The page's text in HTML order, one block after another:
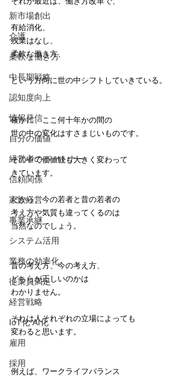
新市場創出
介護
柔軟な働き方
中長期戦略
認知度向上
情報発信
自分の価値
経営者のパートナー
信頼関係
家族経営
事業承継
システム活用
業務の効率化
従業員満足
経営戦略
IoT化 AI化
雇用
採用
有給消化、
残業はなし、
柔軟な働き方、
という方向に世の中シフトしていきている。
確かに、ここ何十年かの間の
世の中の変化はすさまじいものです。
その中で価値観も大きく変わって
きています。
だから、今の若者と昔の若者の
考え方や気質も違ってくるのは
当然なのでしょう。
昔の考え方、今の考え方、
どちらが正しいのかは
わかりません。
それは人それぞれの立場によっても
変わると思います。
例えば、ワークライフバランス